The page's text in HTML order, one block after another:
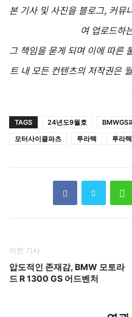
본 기사 및 사진을 블로그, 커뮤
여 업로드하
그 책임을 묻게 되며 이에 따른
트 내 모든 컨텐츠의 저작권은
TAGS 24년도9월호 BMWGS
모터사이클파츠
투라텍 투라
이전 기사
압도적인 존재감, BMW 모토라
드 R 1300 GS 어드벤처